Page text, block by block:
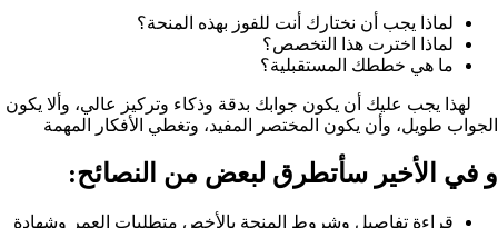
لماذا يجب أن نختارك أنت للفوز بهذه المنحة؟
لماذا اخترت هذا التخصص؟
ما هي خططك المستقبلية؟
لهذا يجب عليك أن يكون جوابك بدقة وذكاء وتركيز عالي، وألا يكون
الجواب طويل، وأن يكون المختصر المفيد، وتغطي الأفكار المهمة
و في الأخير سأتطرق لبعض من النصائح:‏
قراءة تفاصيل وشروط المنحة بالأخص متطلبات العمر وشهادة